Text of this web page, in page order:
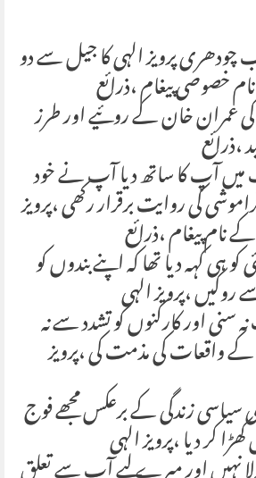
چودھری پرویز الہی کا جیل سے دو
پیغام ،ذرائع
عمران خان کے روئیے اور طرز
آپ کا ساتھ دیا آپ نے خود
کی روایت برقرار رکھی ،پرویز
نام پیغام ،ذرائع
میں نے 6مئی کو ہی کہہ دیا تھا کہ اپنے بندوں کو
،پرویز الہی
اور کارکنوں کو تشدد سے نہ
نہ ہی 9مئی کے واقعات کی مذمت کی ،پرویز
زندگی کے برعکس مجھے فوج
کر دیا ،پرویز الہی